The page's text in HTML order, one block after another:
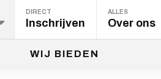
DIRECT
Inschrijven
ALLES
Over ons
WIJ BIEDEN